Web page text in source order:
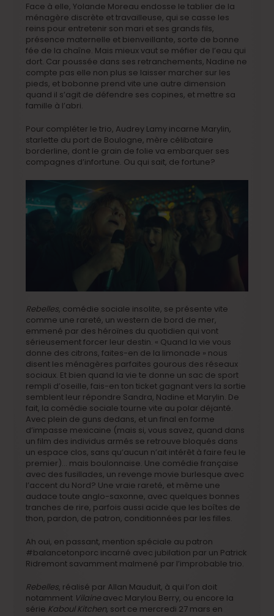
Face à elle, Yolande Moreau endosse le tablier de la
ménagère discrète et travailleuse, qui se casse les
reins pour entretenir son mari et ses grands fils,
présence maternelle et bienveillante, sorte de bonne
fée de la chaîne. Mais mieux vaut se méfier de l’eau qui
dort. Car poussée dans ses retranchements, Nadine ne
compte pas elle non plus se laisser marcher sur les
pieds, et bobonne prend vite une autre dimension
quand il s’agit de défendre ses copines, et mettre sa
famille à l’abri.
Pour compléter le trio, Audrey Lamy incarne Marylin,
starlette du port de Boulogne, mère célibataire
borderline, dont le grain de folie va embarquer ses
compagnes d’infortune. Ou qui sait, de fortune?
Rebelles, comédie sociale insolite, se présente vite
comme une rareté, un western de bord de mer,
emmené par des héroïnes du quotidien qui vont
sérieusement forcer leur destin. « Quand la vie vous
donne des citrons, faites-en de la limonade » nous
disent les ménagères parfaites gourous des réseaux
sociaux. Et bien quand la vie te donne un sac de sport
rempli d’oseille, fais-en ton ticket gagnant vers la sortie
semblent leur répondre Sandra, Nadine et Marylin. De
fait, la comédie sociale tourne vite au polar déjanté.
Avec plein de guns dedans, et un final en forme
d’impasse mexicaine (mais si, vous savez, quand dans
un film des individus armés se retrouve bloqués dans
un espace clos, sans qu’aucun n’ait intérêt à faire feu le
premier)… mais boulonnaise. Une comédie française
avec des fusillades, un revenge movie burlesque avec
l’accent du Nord? Une vraie rareté, et même une
audace toute anglo-saxonne, avec quelques bonnes
tranches de rire, parfois aussi acide que les boîtes de
thon, pardon, de patron, conditionnées par les filles.
Ah oui, en passant, mention spéciale au patron
#balancetonporc incarné avec jubilation par un Patrick
Ridremont savamment malmené par l’improbable trio.
Rebelles, réalisé par Allan Mauduit, à qui l’on doit
notamment Vilaine avec Marylou Berry, ou encore la
série Kaboul Kitchen, sort ce mercredi 27 mars en